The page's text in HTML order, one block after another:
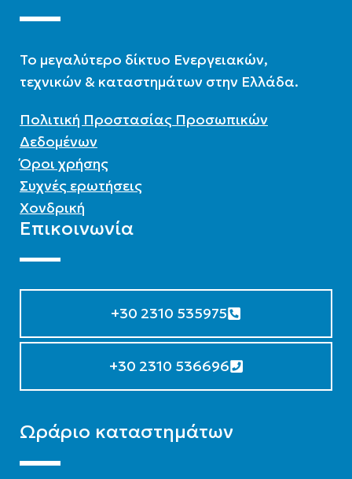
To μεγαλύτερο δίκτυο Ενεργειακών,
τεχνικών & καταστημάτων στην Ελλάδα.
Πολιτική Προστασίας Προσωπικών
Δεδομένων
Όροι χρήσης
Συχνές ερωτήσεις
Χονδρική
Επικοινωνία
+30 2310 535975
+30 2310 536696
Ωράριο καταστημάτων